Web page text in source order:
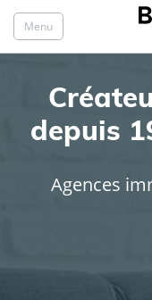
Menu
depuis
Agences